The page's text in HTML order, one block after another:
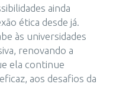
ainda
ética desde já.
às universidades
renovando a
ela continue
aos desafios da